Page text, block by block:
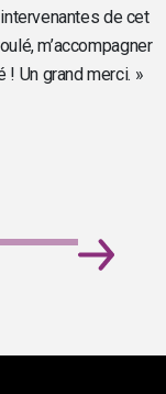
de cet
m’accompagner
Un grand merci. »